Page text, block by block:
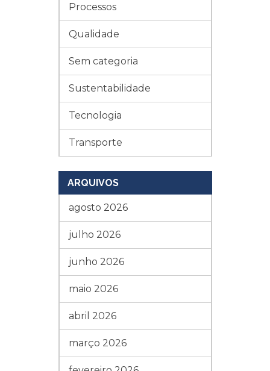
Processos
Qualidade
Sem categoria
Sustentabilidade
Tecnologia
Transporte
ARQUIVOS
agosto 2026
julho 2026
junho 2026
maio 2026
abril 2026
março 2026